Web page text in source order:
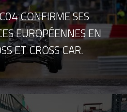
CONFIRME SES
EUROPÉENNES EN
ET CROSS CAR.